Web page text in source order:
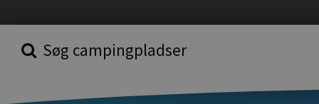
Søg campingpladser